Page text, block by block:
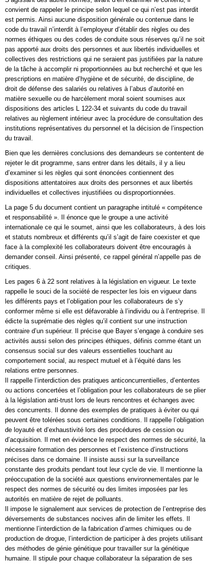
convient de rappeler le principe selon lequel ce qui n’est pas interdit
est permis. Ainsi aucune disposition générale ou contenue dans le
code du travail n’interdit à l’employeur d’établir des règles ou des
normes éthiques ou des codes de conduite sous réserves qu’il ne soit
pas apporté aux droits des personnes et aux libertés individuelles et
collectives des restrictions qui ne seraient pas justifiées par la nature
de la tâche à accomplir ni proportionnées au but recherché et que les
prescriptions en matière d’hygiène et de sécurité, de discipline, de
droit de défense des salariés ou relatives à l’abus d’autorité en
matière sexuelle ou de harcèlement moral soient soumises aux
dispositions des articles L 122-34 et suivants du code du travail
relatives au règlement intérieur avec la procédure de consultation des
institutions représentatives du personnel et la décision de l’inspection
du travail.
Bien que les dernières conclusions des demandeurs se contentent de
rejeter le dit programme, sans entrer dans les détails, il y a lieu
d’examiner si les règles qui sont énoncées contiennent des
dispositions attentatoires aux droits des personnes et aux libertés
individuelles et collectives injustifiées ou disproportionnées.
La page 5 du document contient un paragraphe intitulé « compétence
et responsabilité ». Il énonce que le groupe a une activité
internationale ce qui le soumet, ainsi que les collaborateurs, à des lois
et statuts nombreux et différents qu’il s’agit de faire coexister et que
face à la complexité les collaborateurs doivent être encouragés à
demander conseil. Ainsi présenté, ce rappel général n’appelle pas de
critiques.
Les pages 6 à 22 sont relatives à la législation en vigueur. Le texte
rappelle le souci de la société de respecter les lois en vigueur dans
les différents pays et l’obligation pour les collaborateurs de s’y
conformer même si elle est défavorable à l’individu ou à l’entreprise. Il
édicte la suprématie des règles qu’il contient sur une instruction
contraire d’un supérieur. Il précise que Bayer s’engage à conduire ses
activités aussi selon des principes éthiques, définis comme étant un
consensus social sur des valeurs essentielles touchant au
comportement social, au respect mutuel et à l’équité dans les
relations entre personnes.
Il rappelle l’interdiction des pratiques anticoncurrentielles, d’ententes
ou actions concertées et l’obligation pour les collaborateurs de se plier
à la législation anti-trust lors de leurs rencontres et échanges avec
des concurrents. Il donne des exemples de pratiques à éviter ou qui
peuvent être tolérées sous certaines conditions. Il rappelle l’obligation
de loyauté et d’exhaustivité lors des procédures de cession ou
d’acquisition. Il met en évidence le respect des normes de sécurité, la
nécessaire formation des personnes et l’existence d’instructions
précises dans ce domaine. Il insiste aussi sur la surveillance
constante des produits pendant tout leur cycle de vie. Il mentionne la
préoccupation de la société aux questions environnementales par le
respect des normes de sécurité ou des limites imposées par les
autorités en matière de rejet de polluants.
Il impose le signalement aux services de protection de l’entreprise des
déversements de substances nocives afin de limiter les effets. Il
mentionne l’interdiction de la fabrication d’armes chimiques ou de
production de drogue, l’interdiction de participer à des projets utilisant
des méthodes de génie génétique pour travailler sur la génétique
humaine. Il stipule pour chaque collaborateur la séparation de ses